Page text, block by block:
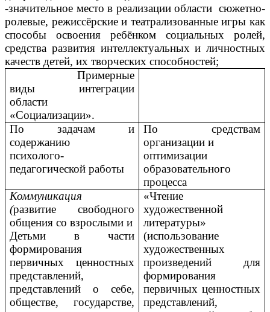
-значительное место в реализации области сюжетно-
ролевые, режиссёрские и театрализованные игры как
способы освоения ребёнком социальных ролей,
средства развития интеллектуальных и личностных
качеств детей, их творческих способностей;
Примерные
виды интеграции
области
«Социализации».
По задачам и
содержанию
психолого-
педагогической работы
По средствам
организации и
оптимизации
образовательного
процесса
Коммуникация
(развитие свободного
общения со взрослыми и
Детьми в части
формирования
первичных ценностных
представлений,
представлений о себе,
обществе, государстве,
«Чтение
художественной
литературы»
(использование
художественных
произведений для
формирования
первичных ценностных
представлений,